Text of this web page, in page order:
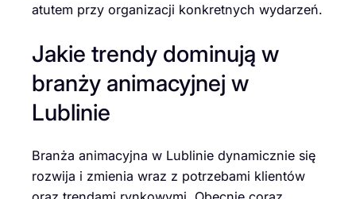
atutem przy organizacji konkretnych wydarzeń.
Jakie trendy dominują w
branży animacyjnej w
Lublinie
Branża animacyjna w Lublinie dynamicznie się
rozwija i zmienia wraz z potrzebami klientów